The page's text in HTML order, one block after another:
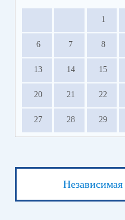
1
6 7 8
13 14 15
20 21 22
27 28 29
Независимая